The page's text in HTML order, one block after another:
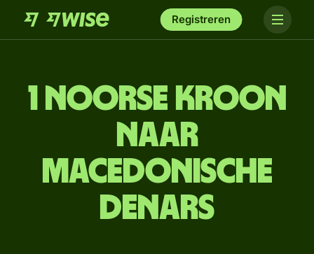
Registreren
1 Noorse kroon
naar
Macedonische
denars